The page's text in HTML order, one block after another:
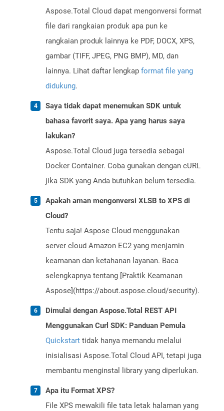
Aspose.Total Cloud dapat mengonversi format
file dari rangkaian produk apa pun ke
rangkaian produk lainnya ke PDF, DOCX, XPS,
gambar (TIFF, JPEG, PNG BMP), MD, dan
lainnya. Lihat daftar lengkap format file yang
didukung.
Saya tidak dapat menemukan SDK untuk
bahasa favorit saya. Apa yang harus saya
lakukan?
Aspose.Total Cloud juga tersedia sebagai
Docker Container. Coba gunakan dengan cURL
jika SDK yang Anda butuhkan belum tersedia.
Apakah aman mengonversi XLSB to XPS di
Cloud?
Tentu saja! Aspose Cloud menggunakan
server cloud Amazon EC2 yang menjamin
keamanan dan ketahanan layanan. Baca
selengkapnya tentang [Praktik Keamanan
Aspose](https://about.aspose.cloud/security).
Dimulai dengan Aspose.Total REST API
Menggunakan Curl SDK: Panduan Pemula
Quickstart tidak hanya memandu melalui
inisialisasi Aspose.Total Cloud API, tetapi juga
membantu menginstal library yang diperlukan.
Apa itu Format XPS?
File XPS mewakili file tata letak halaman yang